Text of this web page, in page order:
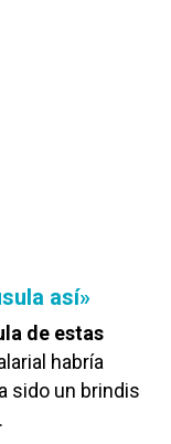
así»
de estas
habría
sido un brindis